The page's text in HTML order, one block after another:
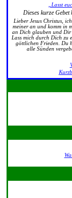
„Lasst
Dieses kurze
Lieber Jesus Christus,
meiner an und komm in
an Dich glauben und Dir
Lass mich durch Dich zu
göttlichen Frieden. Du
alle Sünden